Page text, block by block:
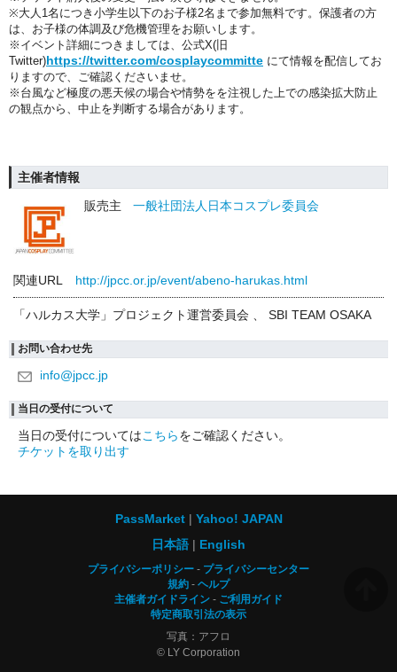
※大人1名につき小学生以下のお子様2名まで参加無料です。保護者の方
は、お子様の体調及び危機管理をお願いします。
※イベント詳細につきましては、公式X(旧
Twitter)https://twitter.com/cosplaycommitte にて情報を配信してお
りますので、ご確認くださいませ。
※台風など極度の悪天候の場合や情勢をを注視した上での感染拡大防止
の観点から、中止を判断する場合があります。
主催者情報
販売主
一般社団法人日本コスプレ委員会
関連URL http://jpcc.or.jp/event/abeno-harukas.html
「ハルカス大学」プロジェクト運営委員会 、 SBI TEAM OSAKA
お問い合わせ先
info@jpcc.jp
当日の受付について
当日の受付についてはこちらをご確認ください。
チケットを取り出す
PassMarket
Yahoo! JAPAN
日本語
English
プライバシーポリシー
プライバシーセンター
規約
ヘルプ
主催者ガイドライン
ご利用ガイド
特定商取引法の表示
写真：アフロ
© LY Corporation